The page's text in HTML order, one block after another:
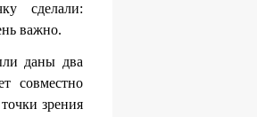
сделали:
важно.
даны два
совместно
зрения